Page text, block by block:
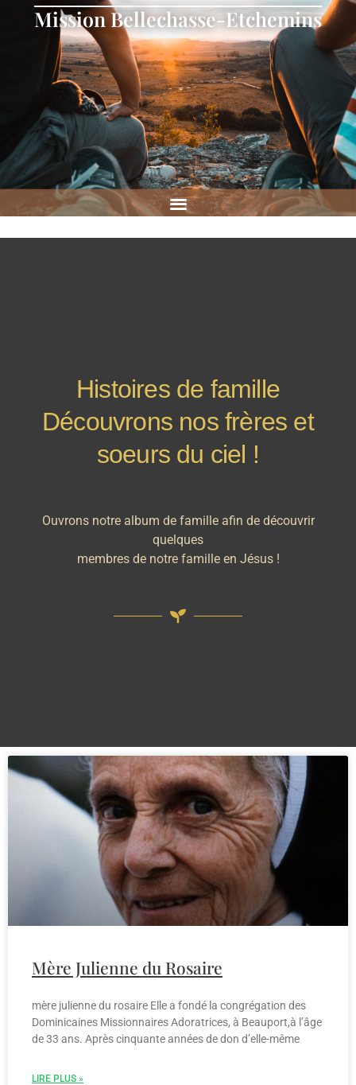
Mission Bellechasse-Etchemins
Histoires de famille
Découvrons nos frères et
soeurs du ciel !
Ouvrons notre album de famille afin de découvrir
quelques
membres de notre famille en Jésus !
Mère Julienne du Rosaire
mère julienne du rosaire Elle a fondé la congrégation des
Dominicaines Missionnaires Adoratrices, à Beauport,à l’âge
de 33 ans. Après cinquante années de don d’elle-même
LIRE PLUS »